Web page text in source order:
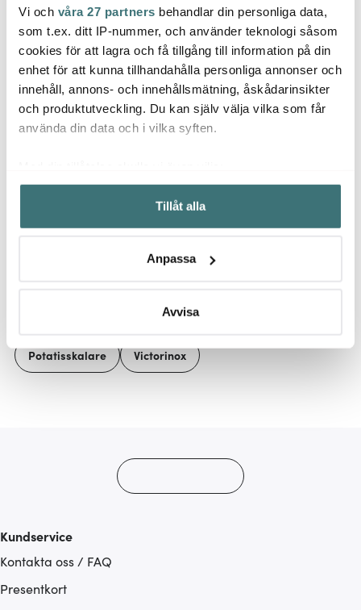
Vi och våra 27 partners behandlar din personliga data,
som t.ex. ditt IP-nummer, och använder teknologi såsom
cookies för att lagra och få tillgång till information på din
enhet för att kunna tillhandahålla personliga annonser och
innehåll, annons- och innehållsmätning, åskådarinsikter
och produktutveckling. Du kan själv välja vilka som får
använda din data och i vilka syften.
Samla in information om din geografiska plats som
kan ha en noggrannhet på upp till flera meter
Identifiera din enhet genom att aktivt skanna den för
Ta reda på mer om hur dina personliga uppgifter
Du kan ändra eller dra tillbaka ditt samtycke när som
Vi använder cookies för att innehållet och annonserna
Tillåt alla
Anpassa
Avvisa
Anders Petter
Steel Essentials
Potatissticka 15,5 cm
stål/svart
39 kr
I lager
Moomin Arabia
Muminmugg 30 cl
Sommardans
321 kr 429 kr
I lager
18,9
111 kr
Låt dig inspireras av våra kunder
Potatisskalare Victorinox
Kundservice
Kontakta oss / FAQ
Presentkort